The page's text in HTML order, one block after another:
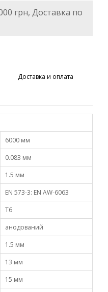
грн, Доставка по
Доставка и оплата
6000 мм
0.083 мм
1.5 мм
EN 573-3: EN AW-6063
Т6
анодований
1.5 мм
13 мм
15 мм